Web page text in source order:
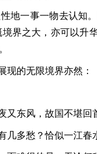
地一事一物去认知
界之大，亦可以升
现的无限境界亦然：
东风，故国不堪回
几多愁？恰似一江春